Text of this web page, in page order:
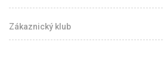
Zákaznický klub